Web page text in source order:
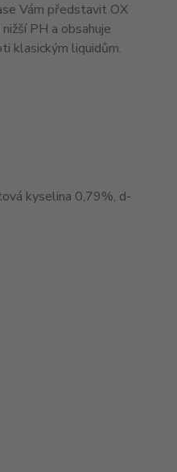
Vám představit OX
PH a obsahuje
klasickým liquidům.
kyselina 0,79%, d-